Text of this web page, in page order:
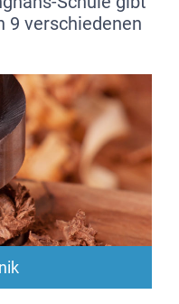
9 verschiedenen